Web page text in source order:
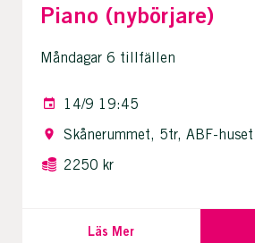
Piano (nybörjare)
Måndagar 6 tillfällen
14/9 19:45
Skånerummet, 5tr, ABF-huset
2250 kr
Läs Mer